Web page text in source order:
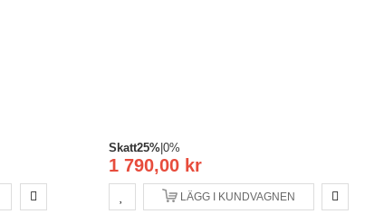
1 790,00 kr
Skatt25%| 0%
LÄGG I KUNDVAGNEN